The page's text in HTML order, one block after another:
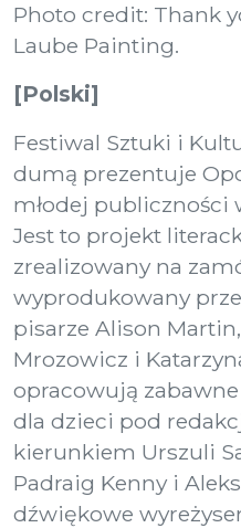
Photo credit: Thank
Laube Painting.
[Polski]
Festiwal Sztuki i
dumą prezentuje
młodej publiczności
Jest to projekt
zrealizowany na
wyprodukowany
pisarze Alison
Mrozowicz i
opracowują
dla dzieci pod
kierunkiem Urszuli
Padraig Kenny i
dźwiękowe